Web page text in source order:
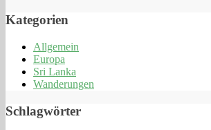
Kategorien
Allgemein
Europa
Sri Lanka
Wanderungen
Schlagwörter